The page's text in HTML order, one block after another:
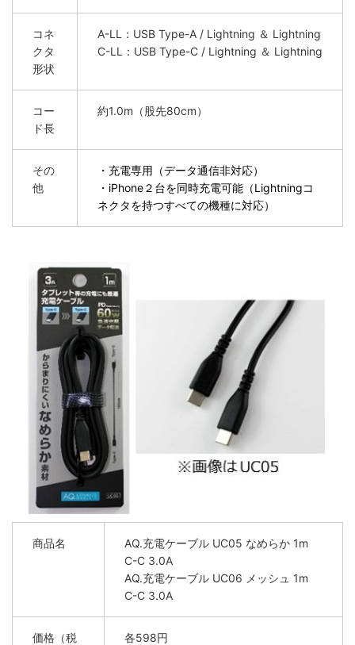
コネ
クタ
形状
A-LL：USB Type-A / Lightning ＆ Lightning
C-LL：USB Type-C / Lightning ＆ Lightning
コー
ド長
約1.0m（股先80cm）
その
他
・充電専用（データ通信非対応）
・iPhone２台を同時充電可能（Lightningコ
ネクタを持つすべての機種に対応）
商品名
AQ.充電ケーブル UC05 なめらか 1m
C-C 3.0A
AQ.充電ケーブル UC06 メッシュ 1m
C-C 3.0A
価格（税
各598円